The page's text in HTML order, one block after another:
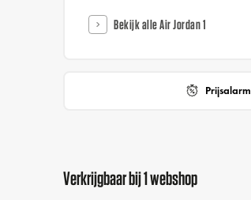
Bekijk alle Air Jordan 1
Prijsalarm
Verkrijgbaar bij 1 webshop